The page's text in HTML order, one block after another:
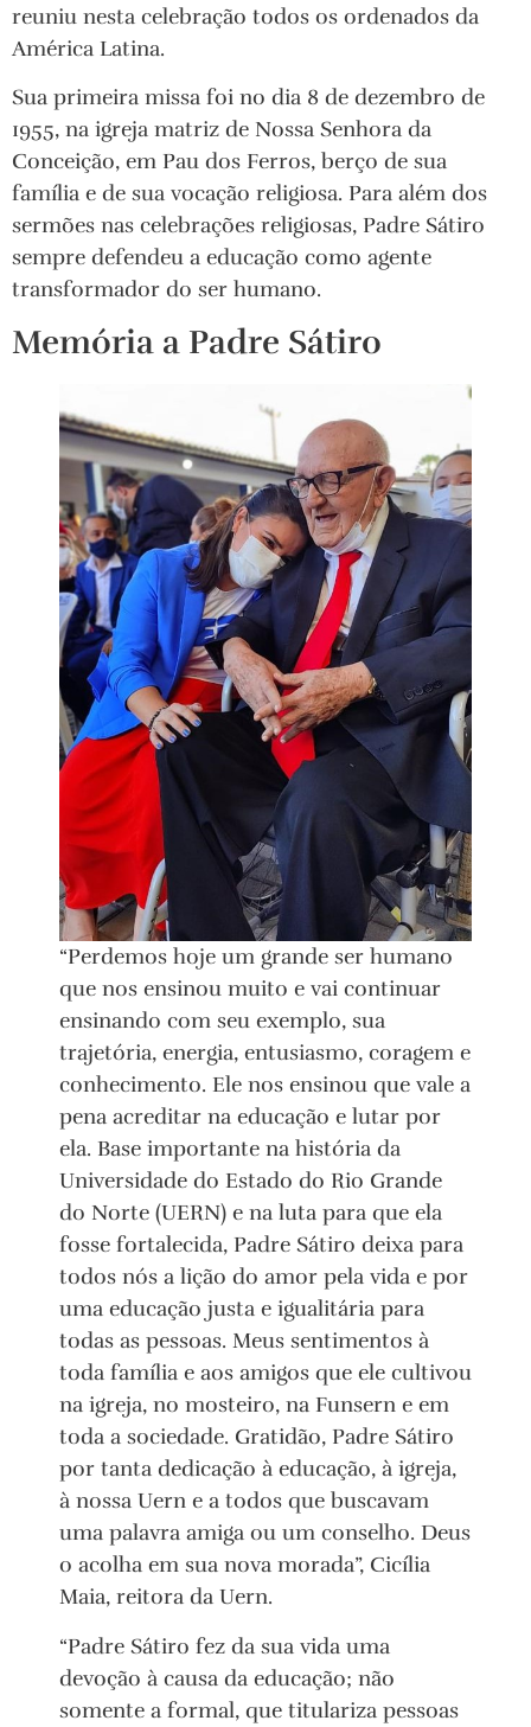
reuniu nesta celebração todos os ordenados da
América Latina.
Sua primeira missa foi no dia 8 de dezembro de
1955, na igreja matriz de Nossa Senhora da
Conceição, em Pau dos Ferros, berço de sua
família e de sua vocação religiosa. Para além dos
sermões nas celebrações religiosas, Padre Sátiro
sempre defendeu a educação como agente
transformador do ser humano.
Memória a Padre Sátiro
“Perdemos hoje um grande ser humano
que nos ensinou muito e vai continuar
ensinando com seu exemplo, sua
trajetória, energia, entusiasmo, coragem e
conhecimento. Ele nos ensinou que vale a
pena acreditar na educação e lutar por
ela. Base importante na história da
Universidade do Estado do Rio Grande
do Norte (UERN) e na luta para que ela
fosse fortalecida, Padre Sátiro deixa para
todos nós a lição do amor pela vida e por
uma educação justa e igualitária para
todas as pessoas. Meus sentimentos à
toda família e aos amigos que ele cultivou
na igreja, no mosteiro, na Funsern e em
toda a sociedade. Gratidão, Padre Sátiro
por tanta dedicação à educação, à igreja,
à nossa Uern e a todos que buscavam
uma palavra amiga ou um conselho. Deus
o acolha em sua nova morada”, Cicília
Maia, reitora da Uern.
“Padre Sátiro fez da sua vida uma
devoção à causa da educação; não
somente a formal, que titulariza pessoas